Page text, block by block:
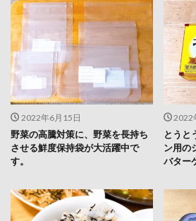
2022年6月15日
野菜の高騰対策に、野菜を長持ち
させる鮮度保持袋が大活躍中で
す。
2022
とうと
ン用の
バター